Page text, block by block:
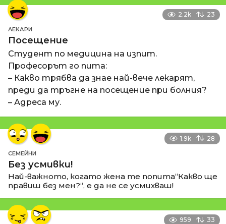
2.2k 23
ЛЕКАРИ
Посещение
Студент по медицина на изпит.
Професорът го пита:
– Какво трябва да знае най-вече лекарят,
преди да тръгне на посещение при болния?
– Адреса му.
1.9k 28
СЕМЕЙНИ
Без усмивки!
Най-важното, когато жена те попита“Какво ще
правиш без мен?“, е да не се усмихваш!
959 33